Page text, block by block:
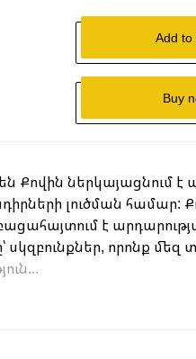
Add to
Buy
Քովին ներկայացնում
լուծման համար:
է
որոնք մեզ